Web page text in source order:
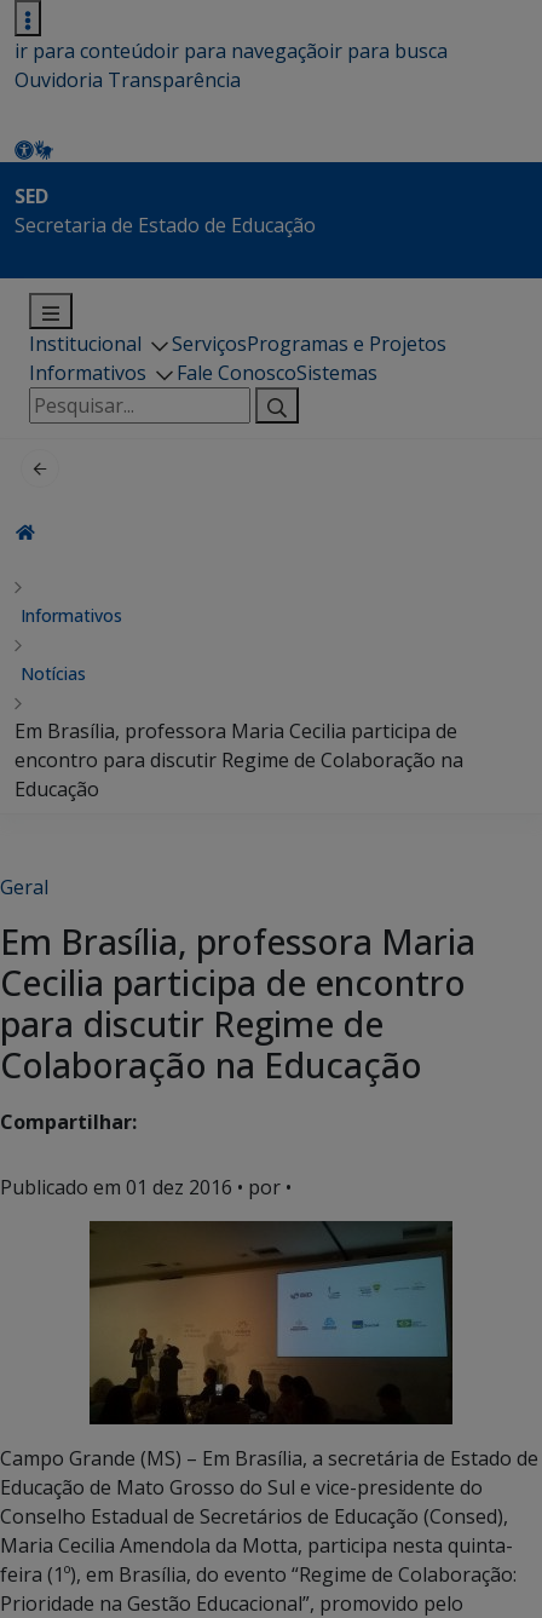
ir para conteúdoir para navegaçãoir para busca
Ouvidoria Transparência
SED
Secretaria de Estado de Educação
Institucional ServiçosProgramas e Projetos
Informativos
Fale ConoscoSistemas
Pesquisar
por:
Informativos
Notícias
Em Brasília, professora Maria Cecilia participa de
encontro para discutir Regime de Colaboração na
Educação
Geral
Em Brasília, professora Maria
Cecilia participa de encontro
para discutir Regime de
Colaboração na Educação
Compartilhar:
Publicado em 01 dez 2016 • por •
Campo Grande (MS) – Em Brasília, a secretária de Estado de
Educação de Mato Grosso do Sul e vice-presidente do
Conselho Estadual de Secretários de Educação (Consed),
Maria Cecilia Amendola da Motta, participa nesta quinta-
feira (1º), em Brasília, do evento “Regime de Colaboração:
Prioridade na Gestão Educacional”, promovido pelo